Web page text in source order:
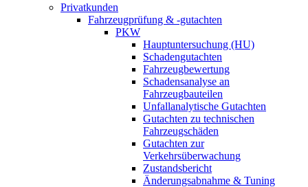
Privatkunden
Fahrzeugprüfung & -gutachten
PKW
Hauptuntersuchung (HU)
Schadengutachten
Fahrzeugbewertung
Schadensanalyse an
Fahrzeugbauteilen
Unfallanalytische Gutachten
Gutachten zu technischen
Fahrzeugschäden
Gutachten zur
Verkehrsüberwachung
Zustandsbericht
Änderungsabnahme & Tuning